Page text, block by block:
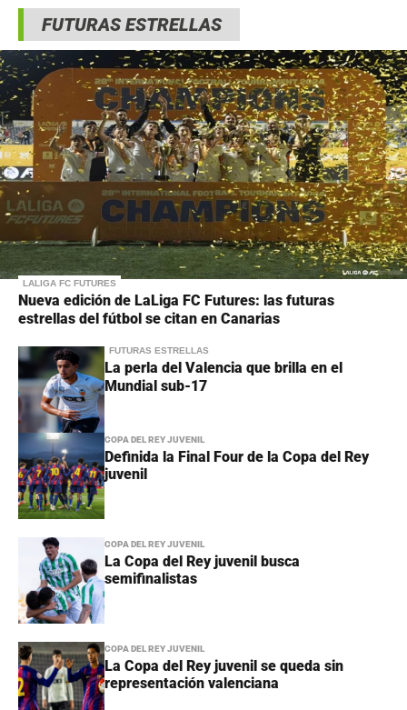
FUTURAS ESTRELLAS
LALIGA FC FUTURES
Nueva edición de LaLiga FC Futures: las futuras
estrellas del fútbol se citan en Canarias
FUTURAS ESTRELLAS
La perla del Valencia que brilla en el
Mundial sub-17
COPA DEL REY JUVENIL
Definida la Final Four de la Copa del Rey
juvenil
COPA DEL REY JUVENIL
La Copa del Rey juvenil busca
semifinalistas
COPA DEL REY JUVENIL
La Copa del Rey juvenil se queda sin
representación valenciana